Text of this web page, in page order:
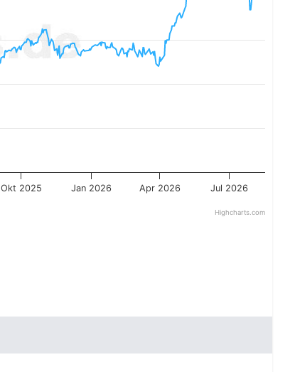
Jan 2026 Jul 2026
Okt 2025 Apr 2026
Highcharts.com